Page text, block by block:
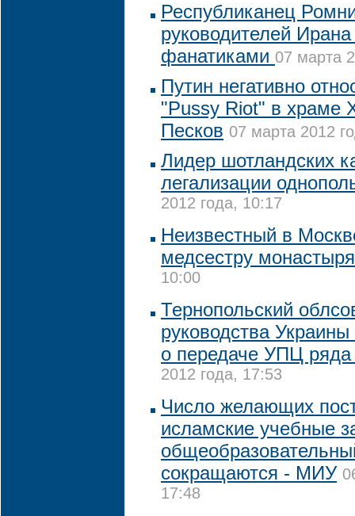
Республиканец
руководителей
фанатиками 07 марта
Путин негативно
"Pussy Riot" в храме
Песков 07 марта 2012
Лидер шотландских
легализации
2012 года, 10:17
Неизвестный в
медсестру
10:00
Тернопольский
руководства
о передаче УПЦ
2012 года, 17:53
Число желающих
исламские учебные
сокращаются - МИУ
17:48